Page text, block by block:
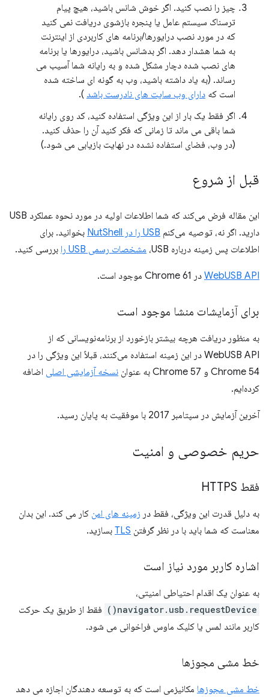
چیز را نصب کنید. اگر خوش شانس باشید، هیچ پیام
ترسناک سیستم عامل یا پنجره بازشوی دریافت نمی کنید
که در مورد نصب درایورها/برنامه های کاربردی از اینترنت
به شما هشدار دهد. اگر بدشانس باشید، درایورها یا برنامه
های نصب شده دچار مشکل شده و به رایانه شما آسیب می
رساند. (به یاد داشته باشید، وب به گونه ای ساخته شده
است که دارای وب سایت های نادرست باشد ).
اگر فقط یک بار از این ویژگی استفاده کنید، کد روی رایانه
شما باقی می ماند تا زمانی که فکر کنید آن را حذف کنید.
(در وب، فضای استفاده نشده در نهایت بازیابی می شود.)
قبل از شروع
این مقاله فرض می‌کند که شما اطلاعات اولیه در مورد نحوه عملکرد USB
دارید. اگر نه، توصیه می‌کنم USB را در NutShell
بخوانید. برای
اطلاعات پس زمینه درباره USB،
مشخصات رسمی USB را بررسی کنید.
WebUSB API در Chrome 61 موجود است.
برای آزمایشات منشا موجود است
به منظور دریافت هرچه بیشتر بازخورد از برنامه‌نویسانی که از
WebUSB API در این زمینه استفاده می‌کنند، قبلاً این ویژگی را در
Chrome 54 و Chrome 57 به عنوان
نسخه آزمایشی اصلی اضافه
کرده‌ایم.
آخرین آزمایش در سپتامبر 2017 با موفقیت به پایان رسید.
حریم خصوصی و امنیت
فقط HTTPS
به دلیل قدرت این ویژگی، فقط در زمینه های امن کار می کند. این بدان
معناست که شما باید با در نظر گرفتن TLS بسازید.
اشاره کاربر مورد نیاز است
به عنوان یک اقدام احتیاطی امنیتی،
navigator.usb.requestDevice()
فقط از طریق یک حرکت
کاربر مانند لمس یا کلیک ماوس فراخوانی می شود.
خط مشی مجوزها
خط مشی مجوزها مکانیزمی است که به توسعه دهندگان اجازه می دهد